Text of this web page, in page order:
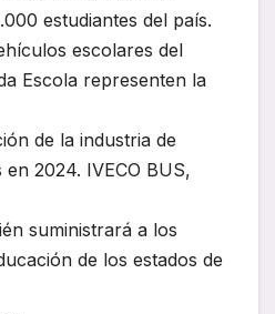
estudiantes del país.
escolares del
Escola representen la
de la industria de
2024. IVECO BUS,
suministrará a los
de los estados de